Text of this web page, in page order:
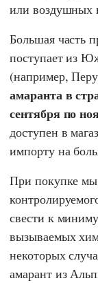
или воздушных
Большая часть
поступает из
(например,
амаранта в
сентября по
доступен в
импорту на
При покупке мы
свести к
вызываемых
некоторых
амарант из